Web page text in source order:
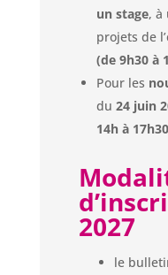
un stage, à
projets de
(de 9h30 à
Pour les
du 24 juin
14h à
2027
le